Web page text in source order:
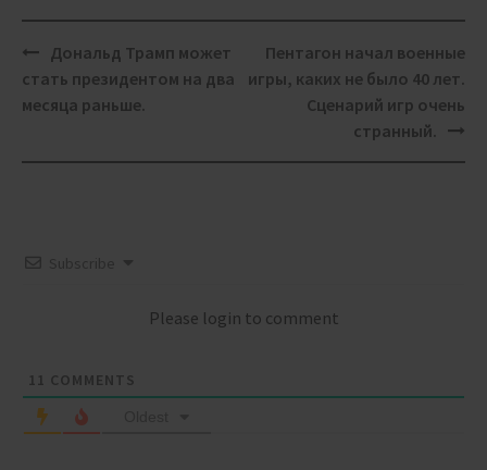
Post
navigation
Дональд Трамп может
стать президентом на два
месяца раньше.
Пентагон начал военные
игры, каких не было 40 лет.
Сценарий игр очень
странный.
Please login to comment
11 COMMENTS